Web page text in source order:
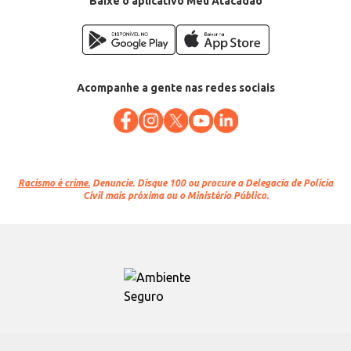
Acompanhe a gente nas redes sociais
Racismo é crime. Denuncie. Disque 100 ou procure a Delegacia de Polícia
Civil mais próxima ou o Ministério Público.